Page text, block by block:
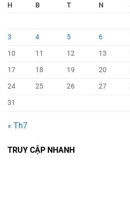
H B T N
3
4 5 6
10
11 12 13
17
18 19 20
24
25 26 27
31
« Th7
TRUY CẬP NHANH